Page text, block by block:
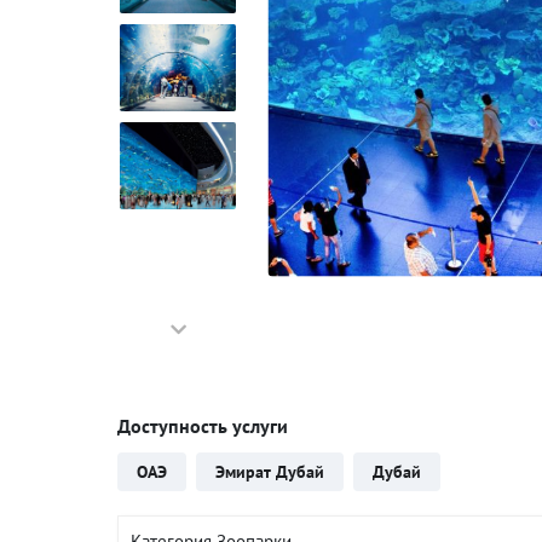
Доступность услуги
ОАЭ Эмират Дубай Дубай